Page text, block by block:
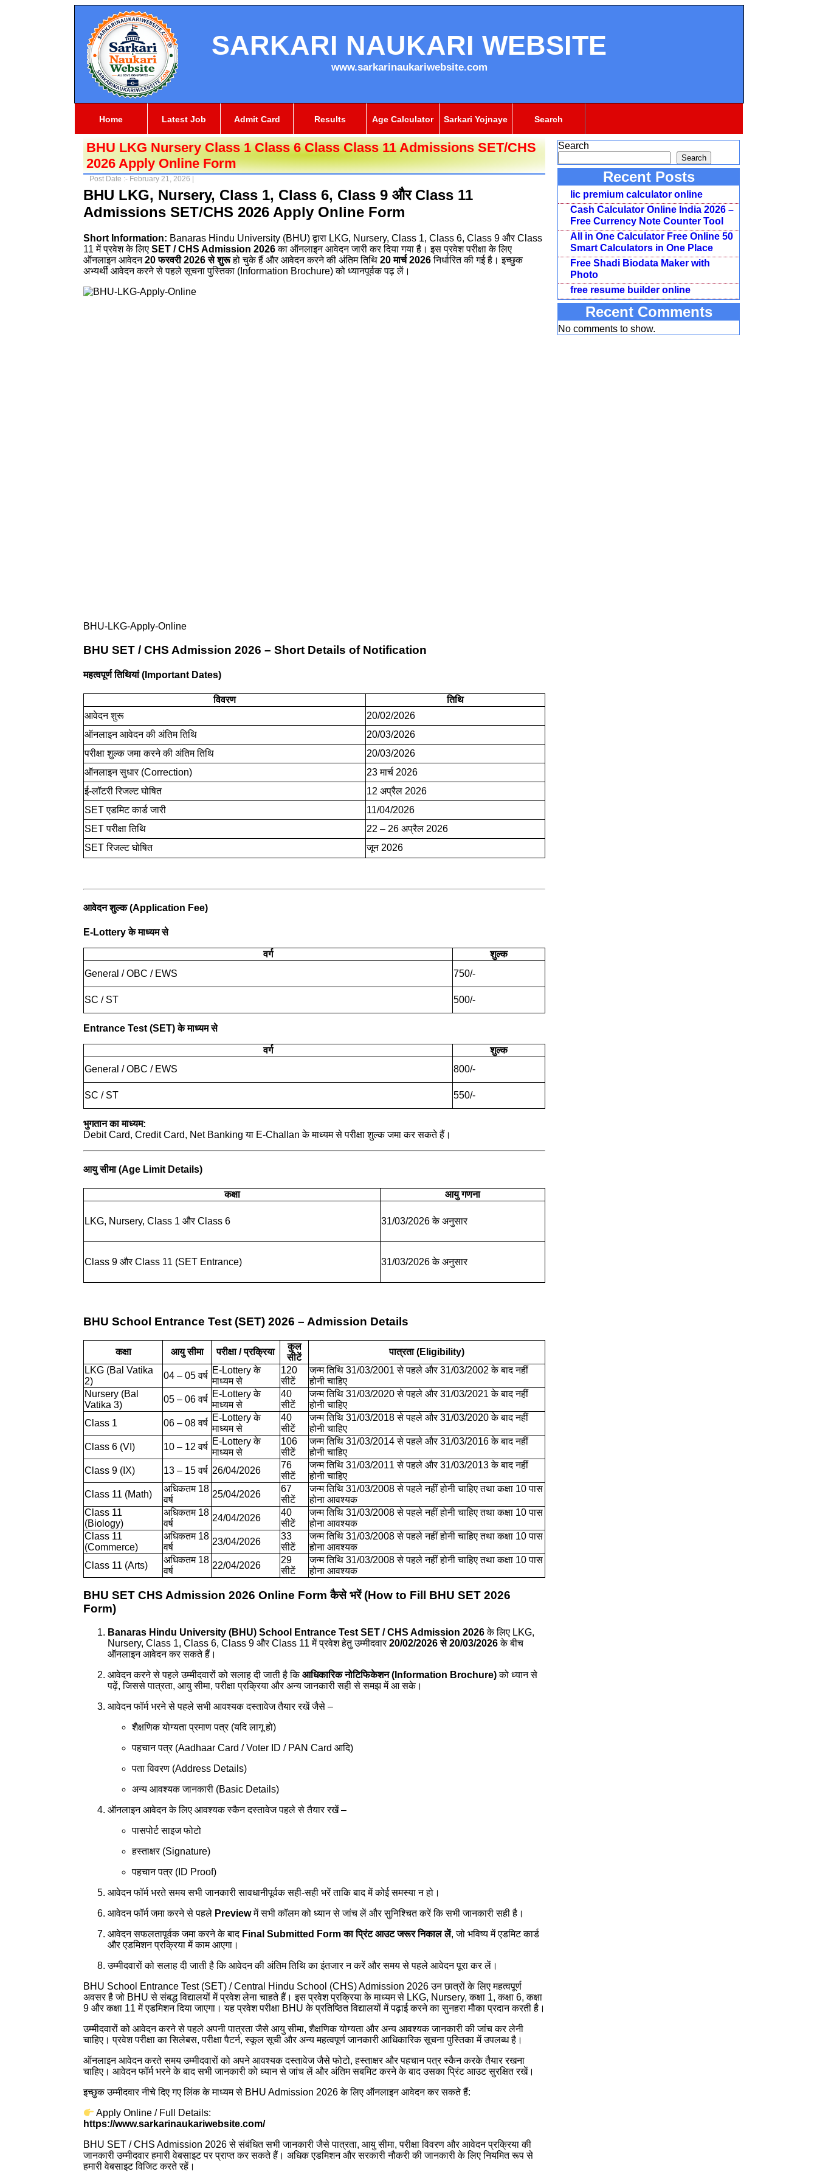
SARKARI NAUKARI WEBSITE
www.sarkarinaukariwebsite.com
Home Latest Job Admit Card Results Age Calculator Sarkari Yojnaye Search
BHU LKG Nursery Class 1 Class 6 Class Class 11 Admissions SET/CHS
2026 Apply Online Form
Post Date :- February 21, 2026 |
BHU LKG, Nursery, Class 1, Class 6, Class 9 और Class 11
Admissions SET/CHS 2026 Apply Online Form
Short Information: Banaras Hindu University (BHU) द्वारा LKG, Nursery, Class 1, Class 6, Class 9 और Class
11 में प्रवेश के लिए SET / CHS Admission 2026का ऑनलाइन आवेदन जारी कर दिया गया है। इस प्रवेश परीक्षा के लिए
ऑनलाइन आवेदन20 फरवरी 2026 से शुरूहो चुके हैं और आवेदन करने की अंतिम तिथि 20 मार्च 2026निर्धारित की गई है। इच्छुक
अभ्यर्थी आवेदन करने से पहले सूचना पुस्तिका (Information Brochure) को ध्यानपूर्वक पढ़ लें।
BHU-LKG-Apply-Online
BHU SET / CHS Admission 2026 – Short Details of Notification
महत्वपूर्ण तिथियां (Important Dates)
विवरण
तिथि
आवेदन शुरू
20/02/2026
ऑनलाइन आवेदन की अंतिम तिथि
20/03/2026
परीक्षा शुल्क जमा करने की अंतिम तिथि
20/03/2026
ऑनलाइन सुधार (Correction)
23 मार्च 2026
ई-लॉटरी रिजल्ट घोषित
12 अप्रैल 2026
SET एडमिट कार्ड जारी
11/04/2026
SET परीक्षा तिथि
22 – 26 अप्रैल 2026
SET रिजल्ट घोषित
जून 2026
आवेदन शुल्क (Application Fee)
E-Lottery के माध्यम से
वर्ग
शुल्क
General / OBC / EWS
750/-
SC / ST 500/-
Entrance Test (SET) के माध्यम से
वर्ग
शुल्क
General / OBC / EWS
800/-
SC / ST 550/-
भुगतान का माध्यम:
Debit Card, Credit Card, Net Banking या E-Challan के माध्यम से परीक्षा शुल्क जमा कर सकते हैं।
आयु सीमा (Age Limit Details)
कक्षा आयु गणना
LKG, Nursery, Class 1 और Class 6 31/03/2026 के अनुसार
Class 9 और Class 11 (SET Entrance) 31/03/2026 के अनुसार
BHU School Entrance Test (SET) 2026 – Admission Details
कक्षा आयु सीमा परीक्षा / प्रक्रिया
कुल
सीटें
पात्रता (Eligibility)
LKG (Bal Vatika
2)
04 – 05 वर्ष
E-Lottery के
माध्यम से
120
सीटें
जन्म तिथि 31/03/2001 से पहले और 31/03/2002 के बाद नहीं
होनी चाहिए
Nursery (Bal
Vatika 3)
05 – 06 वर्ष
E-Lottery के
माध्यम से
40
सीटें
जन्म तिथि 31/03/2020 से पहले और 31/03/2021 के बाद नहीं
होनी चाहिए
Class 1
06 – 08 वर्ष
E-Lottery के
माध्यम से
40
सीटें
जन्म तिथि 31/03/2018 से पहले और 31/03/2020 के बाद नहीं
होनी चाहिए
Class 6 (VI)
10 – 12 वर्ष
E-Lottery के
माध्यम से
106
सीटें
जन्म तिथि 31/03/2014 से पहले और 31/03/2016 के बाद नहीं
होनी चाहिए
Class 9 (IX)
13 – 15 वर्ष 26/04/2026
76
सीटें
जन्म तिथि 31/03/2011 से पहले और 31/03/2013 के बाद नहीं
होनी चाहिए
Class 11 (Math)
अधिकतम 18
वर्ष
25/04/2026
67
सीटें
जन्म तिथि 31/03/2008 से पहले नहीं होनी चाहिए तथा कक्षा 10 पास
होना आवश्यक
Class 11
(Biology)
अधिकतम 18
वर्ष
24/04/2026
40
सीटें
जन्म तिथि 31/03/2008 से पहले नहीं होनी चाहिए तथा कक्षा 10 पास
होना आवश्यक
Class 11
(Commerce)
अधिकतम 18
वर्ष
23/04/2026
33
सीटें
जन्म तिथि 31/03/2008 से पहले नहीं होनी चाहिए तथा कक्षा 10 पास
होना आवश्यक
Class 11 (Arts)
अधिकतम 18
वर्ष
22/04/2026
29
सीटें
जन्म तिथि 31/03/2008 से पहले नहीं होनी चाहिए तथा कक्षा 10 पास
होना आवश्यक
BHU SET CHS Admission 2026 Online Form कैसे भरें (How to Fill BHU SET 2026
Form)
Banaras Hindu University (BHU) School Entrance Test SET / CHS Admission 2026के लिए LKG,
Nursery, Class 1, Class 6, Class 9 और Class 11 में प्रवेश हेतु उम्मीदवार20/02/2026 से 20/03/2026के बीच
ऑनलाइन आवेदन कर सकते हैं।
आवेदन करने से पहले उम्मीदवारों को सलाह दी जाती है किआधिकारिक नोटिफिकेशन (Information Brochure)को ध्यान से
पढ़ें, जिससे पात्रता, आयु सीमा, परीक्षा प्रक्रिया और अन्य जानकारी सही से समझ में आ सके।
आवेदन फॉर्म भरने से पहले सभी आवश्यक दस्तावेज तैयार रखें जैसे –
शैक्षणिक योग्यता प्रमाण पत्र (यदि लागू हो)
पहचान पत्र (Aadhaar Card / Voter ID / PAN Card आदि)
पता विवरण (Address Details)
अन्य आवश्यक जानकारी (Basic Details)
ऑनलाइन आवेदन के लिए आवश्यक स्कैन दस्तावेज पहले से तैयार रखें –
पासपोर्ट साइज फोटो
हस्ताक्षर (Signature)
पहचान पत्र (ID Proof)
आवेदन फॉर्म भरते समय सभी जानकारी सावधानीपूर्वक सही-सही भरें ताकि बाद में कोई समस्या न हो।
आवेदन फॉर्म जमा करने से पहले Previewमें सभी कॉलम को ध्यान से जांच लें और सुनिश्चित करें कि सभी जानकारी सही है।
आवेदन सफलतापूर्वक जमा करने के बाद Final Submitted Form का प्रिंट आउट जरूर निकाल लें, जो भविष्य में एडमिट कार्ड
और एडमिशन प्रक्रिया में काम आएगा।
उम्मीदवारों को सलाह दी जाती है कि आवेदन की अंतिम तिथि का इंतजार न करें और समय से पहले आवेदन पूरा कर लें।
BHU School Entrance Test (SET) / Central Hindu School (CHS) Admission 2026 उन छात्रों के लिए महत्वपूर्ण
अवसर है जो BHU से संबद्ध विद्यालयों में प्रवेश लेना चाहते हैं। इस प्रवेश प्रक्रिया के माध्यम से LKG, Nursery, कक्षा 1, कक्षा 6, कक्षा
9 और कक्षा 11 में एडमिशन दिया जाएगा। यह प्रवेश परीक्षा BHU के प्रतिष्ठित विद्यालयों में पढ़ाई करने का सुनहरा मौका प्रदान करती है।
उम्मीदवारों को आवेदन करने से पहले अपनी पात्रता जैसे आयु सीमा, शैक्षणिक योग्यता और अन्य आवश्यक जानकारी की जांच कर लेनी
चाहिए। प्रवेश परीक्षा का सिलेबस, परीक्षा पैटर्न, स्कूल सूची और अन्य महत्वपूर्ण जानकारी आधिकारिक सूचना पुस्तिका में उपलब्ध है।
ऑनलाइन आवेदन करते समय उम्मीदवारों को अपने आवश्यक दस्तावेज जैसे फोटो, हस्ताक्षर और पहचान पत्र स्कैन करके तैयार रखना
चाहिए। आवेदन फॉर्म भरने के बाद सभी जानकारी को ध्यान से जांच लें और अंतिम सबमिट करने के बाद उसका प्रिंट आउट सुरक्षित रखें।
इच्छुक उम्मीदवार नीचे दिए गए लिंक के माध्यम से BHU Admission 2026 के लिए ऑनलाइन आवेदन कर सकते हैं:
Apply Online / Full Details:
https://www.sarkarinaukariwebsite.com/
BHU SET / CHS Admission 2026 से संबंधित सभी जानकारी जैसे पात्रता, आयु सीमा, परीक्षा विवरण और आवेदन प्रक्रिया की
जानकारी उम्मीदवार हमारी वेबसाइट पर प्राप्त कर सकते हैं। अधिक एडमिशन और सरकारी नौकरी की जानकारी के लिए नियमित रूप से
हमारी वेबसाइट विजिट करते रहें।
Search
Search
Recent Posts
lic premium calculator online
Cash Calculator Online India 2026 –
Free Currency Note Counter Tool
All in One Calculator Free Online 50
Smart Calculators in One Place
Free Shadi Biodata Maker with
Photo
free resume builder online
Recent Comments
No comments to show.